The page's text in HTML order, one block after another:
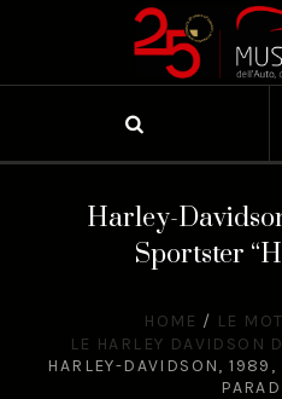
Harley-
Sportster
HOME / LE
LE HARLEY DAVIDSON
HARLEY-DAVIDSON,